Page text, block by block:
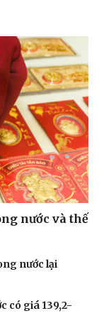
nước và thế
nước lại
có giá 139,2-